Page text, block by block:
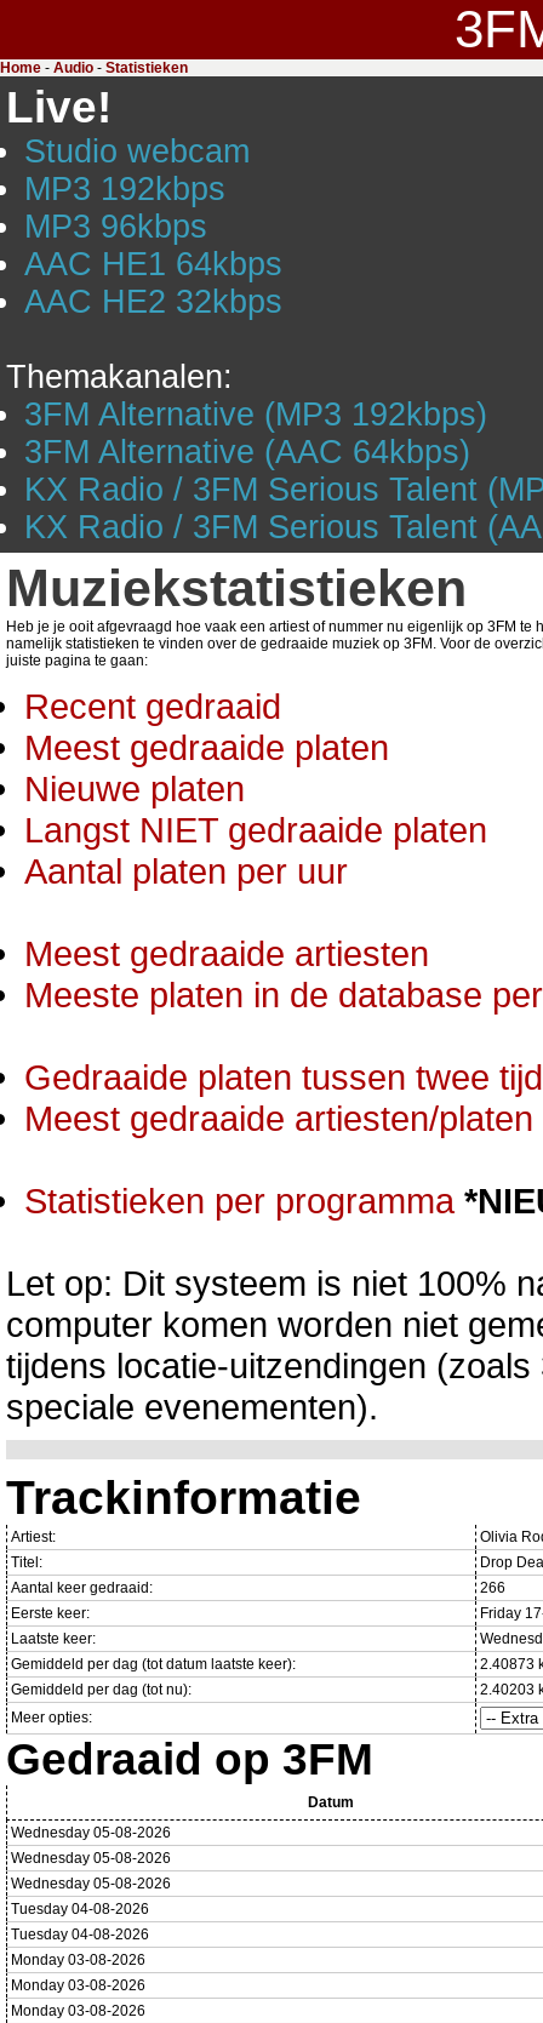
Home - Audio - Statistieken
Live!
Studio webcam
MP3 192kbps
MP3 96kbps
AAC HE1 64kbps
AAC HE2 32kbps
Themakanalen:
3FM Alternative (MP3 192kbps)
3FM Alternative (AAC 64kbps)
KX Radio / 3FM Serious Talent
KX Radio / 3FM Serious Talent
Muziekstatistieken
Heb je je ooit afgevraagd hoe vaak een artiest of nummer nu eigenlijk op 3FM
namelijk statistieken te vinden over de gedraaide muziek op 3FM. Voor de
juiste pagina te gaan:
Recent gedraaid
Meest gedraaide platen
Nieuwe platen
Langst NIET gedraaide platen
Aantal platen per uur
Meest gedraaide artiesten
Meeste platen in de database
Gedraaide platen tussen twee
Meest gedraaide artiesten/
Statistieken per programma
Let op: Dit systeem is niet 100%
computer komen worden niet
tijdens locatie-uitzendingen
speciale evenementen).
Trackinformatie
Artiest:
Olivia
Titel:
Drop
Aantal keer gedraaid:
266
Eerste keer:
Friday
Laatste keer:
Gemiddeld per dag (tot datum laatste keer):
2.40873
Gemiddeld per dag (tot nu):
2.40203
Meer opties:
Gedraaid op 3FM
Datum
Wednesday 05-08-2026
Wednesday 05-08-2026
Wednesday 05-08-2026
Tuesday 04-08-2026
Tuesday 04-08-2026
Monday 03-08-2026
Monday 03-08-2026
Monday 03-08-2026